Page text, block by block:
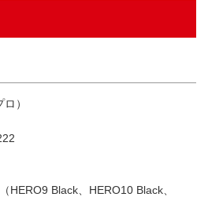
）
HERO9 Black、HERO10 Black、